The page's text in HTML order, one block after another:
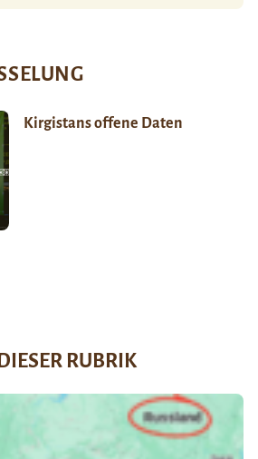
Kirgistans offene Daten
RUBRIK